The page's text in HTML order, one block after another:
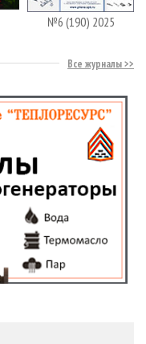
№6 (190) 2025
Все журналы